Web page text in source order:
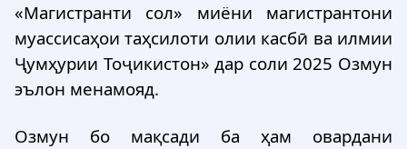
«Магистранти сол» миёни магистрантони
муассисаҳои таҳсилоти олии касбӣ ва илмии
Ҷумҳурии Тоҷикистон» дар соли 2025 Озмун
эълон менамояд.
Озмун бо мақсади ба ҳам овардани